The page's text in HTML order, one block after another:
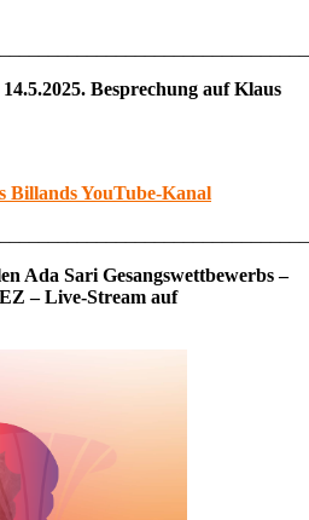
Besprechung auf Klaus
Billands YouTube-Kanal
Ada Sari Gesangswettbewerbs –
– Live-Stream auf